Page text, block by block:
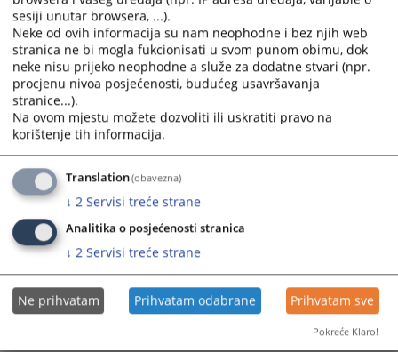
Plan nabavki
Izvještaji o nabavci
Obavještenje - sukob interesa
Realizacija ugovora
Odluke
Slike
Strateški planovi rada
Periodični planovi rada
sesiji unutar browsera, ...).
Neke od ovih informacija su nam neophodne i bez njih web
stranica ne bi mogla fukcionisati u svom punom obimu, dok
neke nisu prijeko neophodne a služe za dodatne stvari (npr.
procjenu nivoa posjećenosti, budućeg usavršavanja
stranice...).
Na ovom mjestu možete dozvoliti ili uskratiti pravo na
korištenje tih informacija.
Translation(obavezna)
↓ 2 Servisi treće strane
Analitika o posjećenosti stranica
↓ 2 Servisi treće strane
Ne prihvatam Prihvatam odabrane Prihvatam sve
Pokreće Klaro!